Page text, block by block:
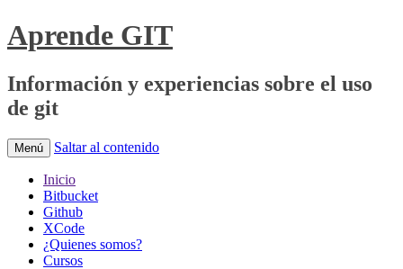
Aprende GIT
Información y experiencias sobre el uso
de git
Menú Saltar al contenido
Inicio
Bitbucket
Github
XCode
¿Quienes somos?
Cursos